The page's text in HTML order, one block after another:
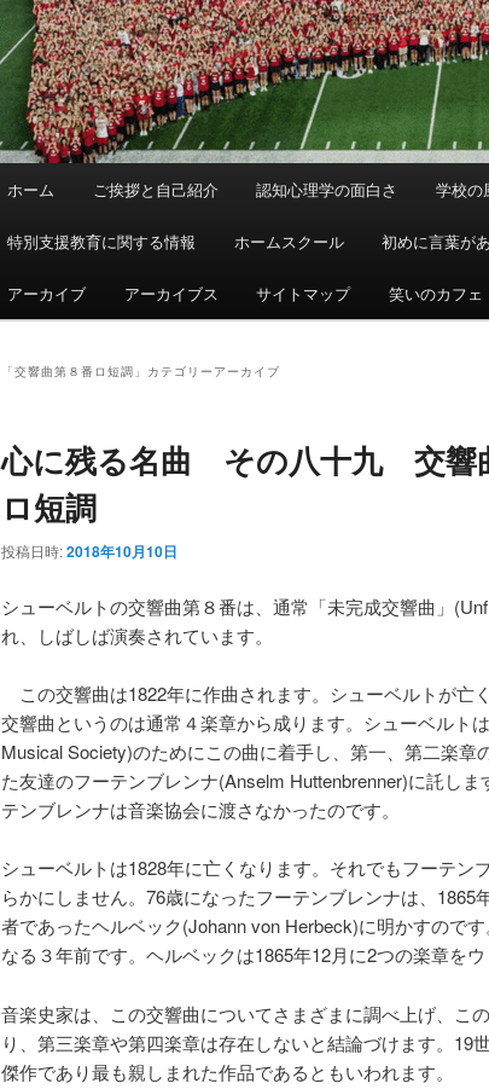
ホーム ご挨拶と自己紹介 認知心理学の面白さ 学校の
特別支援教育に関する情報 ホームスクール 初めに言葉が
アーカイブ アーカイブス サイトマップ 笑いのカフェ
「交響曲第８番ロ短調 」カテゴリーアーカイブ
心に残る名曲 その八十九 交響
ロ短調
投稿日時:2018年10月10日
シューベルトの交響曲第８番は、通常「未完成交響曲」
れ、しばしば演奏されています。
この交響曲は1822年に作曲されます。シューベルトが亡
交響曲というのは通常４楽章から成ります。シューベルト
Musical Society)のためにこの曲に着手し、第一、第二楽章
た友達のフーテンブレンナ(Anselm Huttenbrenner)に託し
テンブレンナは音楽協会に渡さなかったのです。
シューベルトは1828年に亡くなります。それでもフーテン
らかにしません。76歳になったフーテンブレンナは、1865
者であったヘルベック(Johann von Herbeck)に明かすので
なる３年前です。ヘルベックは1865年12月に2つの楽章をウ
音楽史家は、この交響曲についてさまざまに調べ上げ、こ
り、第三楽章や第四楽章は存在しないと結論づけます。19
傑作であり最も親しまれた作品であるともいわれます。